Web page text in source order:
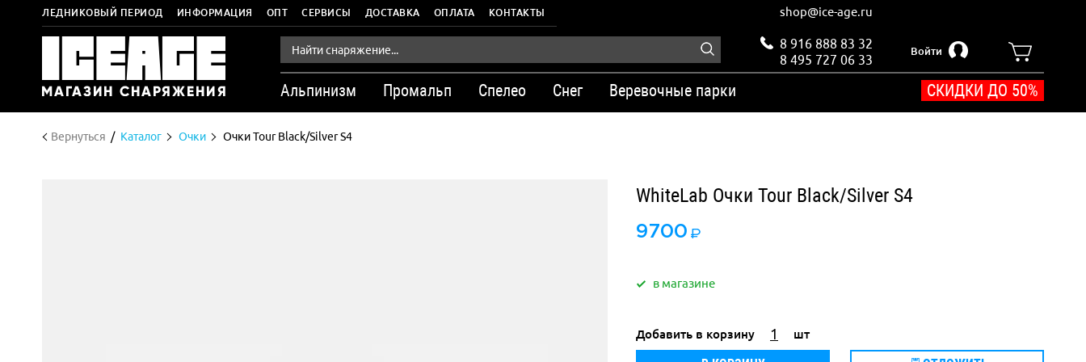
ЛЕДНИКОВЫЙ ПЕРИОД ИНФОРМАЦИЯ ОПТ СЕРВИСЫ ДОСТАВКА ОПЛАТА КОНТАКТЫ shop@ice-age.ru
8 916 888 83 32
8 495 727 06 33
Войти
Альпинизм Промальп Спелео Снег Веревочные парки СКИДКИ ДО 50%
Вернуться Каталог Очки Очки Tour Black/Silver S4
WhiteLab Очки Tour Black/Silver S4
9700
в магазине
Добавить в корзину шт